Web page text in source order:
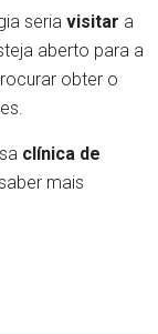
seria visitar a
aberto para a
obter o
clínica de
saber mais